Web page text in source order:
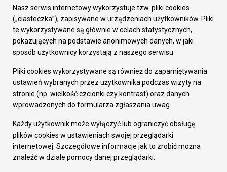
Załatw sprawę
Prezydent Miasta
Rada Miasta
Wydziały
Elektroniczna Skrzynka Podawcza
Gospodarka
Fundusze europejskie
Środki krajowe
Oferty inwestycyjne
Pozostałe
Deklaracja dostępności
Dane osobowe
Dodaj opinię o witrynie
Nasz serwis internetowy wykorzystuje tzw. pliki cookies
(„ciasteczka”), zapisywane w urządzeniach użytkowników. Pliki
te wykorzystywane są głównie w celach statystycznych,
pokazujących na podstawie anonimowych danych, w jaki
sposób użytkownicy korzystają z naszego serwisu.
Pliki cookies wykorzystywane są również do zapamiętywania
ustawień wybranych przez użytkownika podczas wizyty na
stronie (np. wielkość czcionki czy kontrast) oraz danych
wprowadzonych do formularza zgłaszania uwag.
Każdy użytkownik może wyłączyć lub ograniczyć obsługę
plików cookies w ustawieniach swojej przeglądarki
internetowej. Szczegółowe informacje jak to zrobić można
znaleźć w dziale pomocy danej przeglądarki.